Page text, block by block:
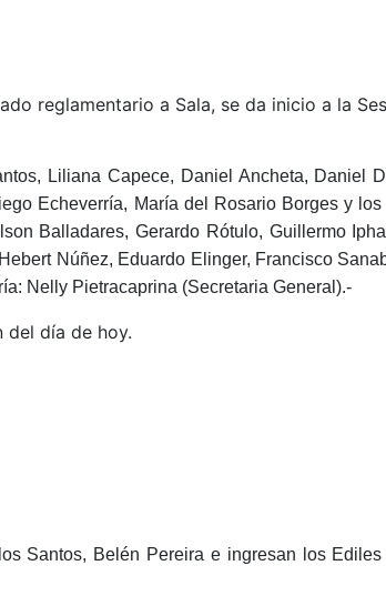
reglamentario a Sala, se da inicio a la
Liliana Capece, Daniel Ancheta, Daniel
Echeverría, María del Rosario Borges y
Balladares, Gerardo Rótulo, Guillermo
Hebert Núñez, Eduardo Elinger, Francisco
: Nelly Pietracaprina (Secretaria General).-
del día de hoy.
Santos, Belén Pereira e ingresan los